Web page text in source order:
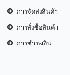
การจัดส่งสินค้า
การสั่งซื้อสินค้า
การชำระเงิน